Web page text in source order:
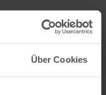
Über Cookies
CARTE INTERACTIVE
ma
Ouvrir le filtre